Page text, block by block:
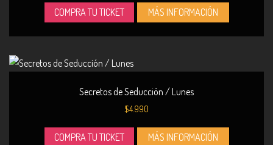
COMPRA TU TICKET MÁS INFORMACIÓN
Secretos de Seducción / Lunes
$4.990
COMPRA TU TICKET MÁS INFORMACIÓN